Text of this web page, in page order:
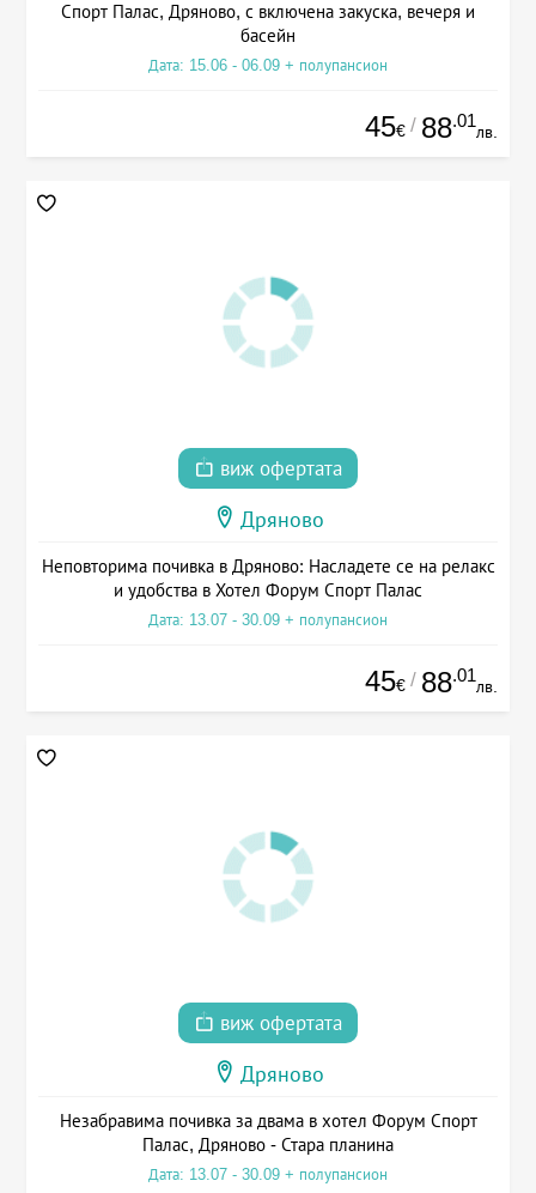
Спорт Палас, Дряново, с включена закуска, вечеря и
басейн
Дата: 15.06 - 06.09 + полупансион
45€ / 88.01
лв.
виж офертата
Дряново
Неповторима почивка в Дряново: Насладете се на релакс
и удобства в Хотел Форум Спорт Палас
Дата: 13.07 - 30.09 + полупансион
45€ / 88.01
лв.
виж офертата
Дряново
Незабравима почивка за двама в хотел Форум Спорт
Палас, Дряново - Стара планина
Дата: 13.07 - 30.09 + полупансион